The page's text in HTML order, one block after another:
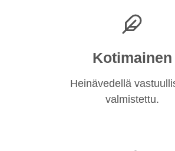
Kotimainen
Heinävedellä
valmistettu.